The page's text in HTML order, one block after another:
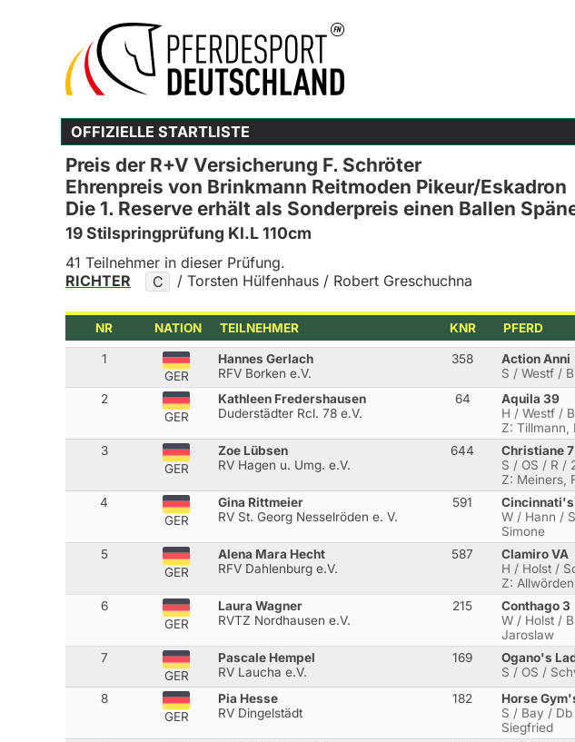
OFFIZIELLE STARTLISTE
Preis der R+V Versicherung F. Schröter
Ehrenpreis von Brinkmann Reitmoden Pikeur/Eskadron
Die 1. Reserve erhält als Sonderpreis einen Ballen
19 Stilspringprüfung Kl.L 110cm
41 Teilnehmer in dieser Prüfung.
RICHTER
C / Torsten Hülfenhaus / Robert Greschuchna
NR NATION TEILNEHMER KNR PFERD
1
GER
Hannes Gerlach
RFV Borken e.V.
358
Action Anni
S / Westf /
2
GER
Kathleen Fredershausen
Duderstädter Rcl. 78 e.V.
64
Aquila 39
H / Westf /
Z: Tillmann,
3
GER
Zoe Lübsen
RV Hagen u. Umg. e.V.
644
Christiane 7
S / OS / R /
Z: Meiners,
4
GER
Gina Rittmeier
RV St. Georg Nesselröden e. V.
591
W / Hann /
Simone
5
GER
Alena Mara Hecht
RFV Dahlenburg e.V.
587
Clamiro VA
H / Holst /
Z:
6
GER
Laura Wagner
RVTZ Nordhausen e.V.
215
Conthago 3
W / Holst /
Jaroslaw
7
GER
Pascale Hempel
RV Laucha e.V.
169
Ogano's
S / OS /
8
GER
Pia Hesse
RV Dingelstädt
182
Horse
S / Bay /
Siegfried